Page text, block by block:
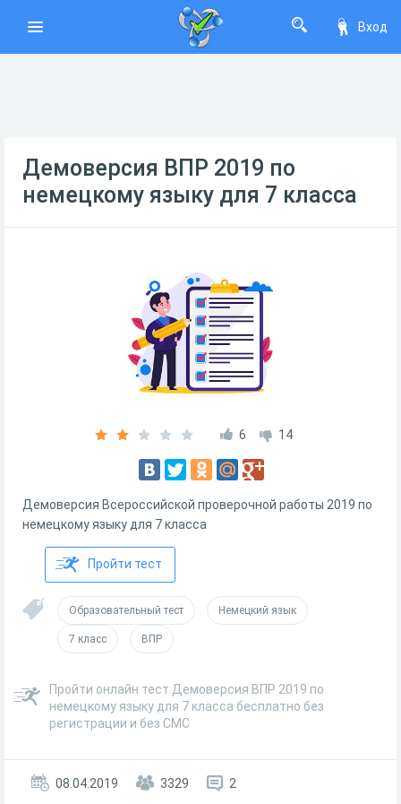
Вход
Демоверсия ВПР 2019 по
немецкому языку для 7 класса
6 14
Демоверсия Всероссийской проверочной работы 2019 по
немецкому языку для 7 класса
Пройти тест
Образовательный тест Немецкий язык
7 класс ВПР
Пройти онлайн тест Демоверсия ВПР 2019 по
немецкому языку для 7 класса бесплатно без
регистрации и без СМС
08.04.2019 3329 2